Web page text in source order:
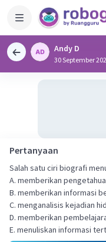
Andy D
30 September
Pertanyaan
Salah satu ciri biografi
A. memberikan
B. memberikan informasi
C. menganalisis kejadian
D. memberikan
E. menuliskan informasi